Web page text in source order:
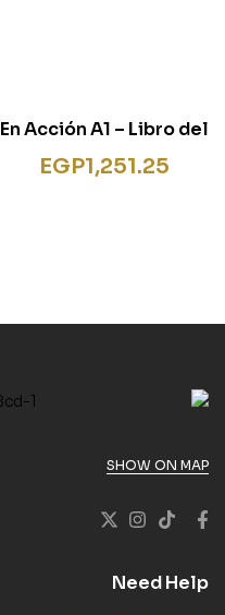
En Acción A1 – Libro del
alumno + audio
descargable
EGP1,251.25
SHOW ON MAP
Need Help